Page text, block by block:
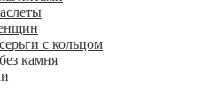
с кольцом
камня